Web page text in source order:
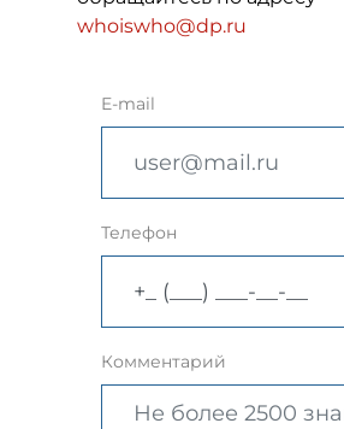
whoiswho@dp.ru
E-mail
Телефон
Комментарий